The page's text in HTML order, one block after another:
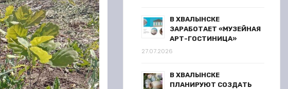
В ХВАЛЫНСКЕ
ЗАРАБОТАЕТ «МУЗЕЙНАЯ
АРТ-ГОСТИНИЦА»
27.07.2026
В ХВАЛЫНСКЕ
ПЛАНИРУЮТ СОЗДАТЬ